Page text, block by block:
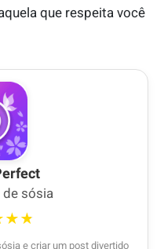
que respeita você
sósia
e criar um post divertido